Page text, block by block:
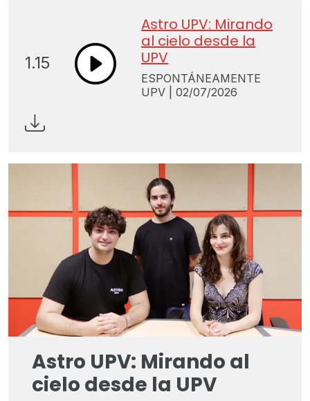
1.15
Astro UPV: Mirando
al cielo desde la
UPV
ESPONTÁNEAMENTE
UPV | 02/07/2026
Astro UPV: Mirando al
cielo desde la UPV